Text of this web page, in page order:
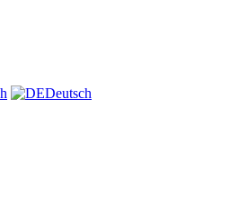
Deutsch